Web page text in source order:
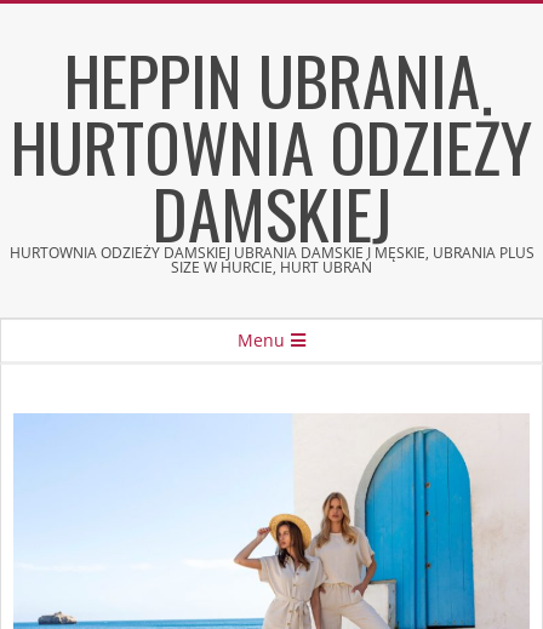
HEPPIN UBRANIA
HURTOWNIA ODZIEŻY
DAMSKIEJ
HURTOWNIA ODZIEŻY DAMSKIEJ UBRANIA DAMSKIE I MĘSKIE, UBRANIA PLUS
SIZE W HURCIE, HURT UBRAŃ
Menu